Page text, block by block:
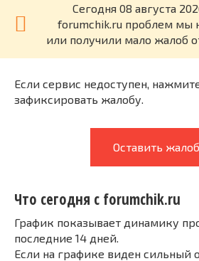
Cегодня 08 августа
forumchik.ru проблем мы
или получили мало жалоб
Если сервис недоступен,
зафиксировать жалобу.
Оставить
Что сегодня с forumchik.ru
График показывает динамику
последние 14 дней.
Если на графике виден сильный